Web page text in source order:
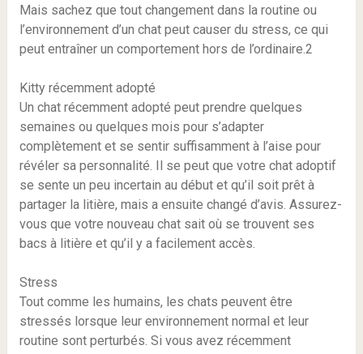
Mais sachez que tout changement dans la routine ou
l’environnement d’un chat peut causer du stress, ce qui
peut entraîner un comportement hors de l’ordinaire.2
Kitty récemment adopté
Un chat récemment adopté peut prendre quelques
semaines ou quelques mois pour s’adapter
complètement et se sentir suffisamment à l’aise pour
révéler sa personnalité. Il se peut que votre chat adoptif
se sente un peu incertain au début et qu’il soit prêt à
partager la litière, mais a ensuite changé d’avis. Assurez-
vous que votre nouveau chat sait où se trouvent ses
bacs à litière et qu’il y a facilement accès.
Stress
Tout comme les humains, les chats peuvent être
stressés lorsque leur environnement normal et leur
routine sont perturbés. Si vous avez récemment